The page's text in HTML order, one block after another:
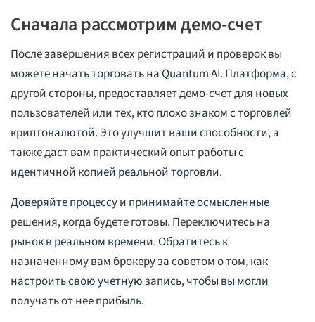
Сначала рассмотрим демо-счет
После завершения всех регистраций и проверок вы
можете начать торговать на Quantum AI. Платформа, с
другой стороны, предоставляет демо-счет для новых
пользователей или тех, кто плохо знаком с торговлей
криптовалютой. Это улучшит ваши способности, а
также даст вам практический опыт работы с
идентичной копией реальной торговли.
Доверяйте процессу и принимайте осмысленные
решения, когда будете готовы. Переключитесь на
рынок в реальном времени. Обратитесь к
назначенному вам брокеру за советом о том, как
настроить свою учетную запись, чтобы вы могли
получать от нее прибыль.